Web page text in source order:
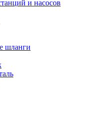
и насосов
шланги